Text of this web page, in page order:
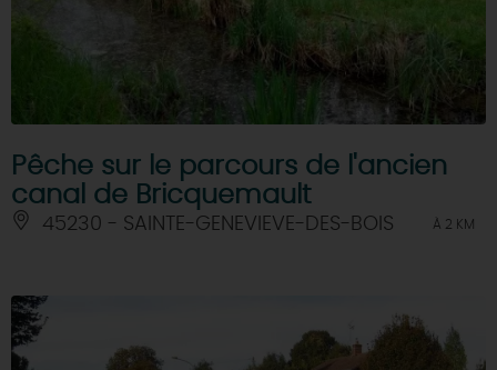
Pêche sur le parcours de l'ancien
canal de Bricquemault
45230 - SAINTE-GENEVIEVE-DES-BOIS À 2 KM